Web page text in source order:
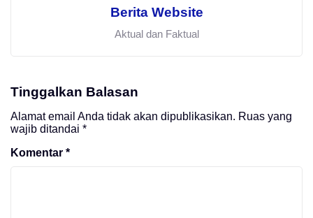
Berita Website
Aktual dan Faktual
Tinggalkan Balasan
Alamat email Anda tidak akan dipublikasikan. Ruas yang
wajib ditandai *
Komentar *